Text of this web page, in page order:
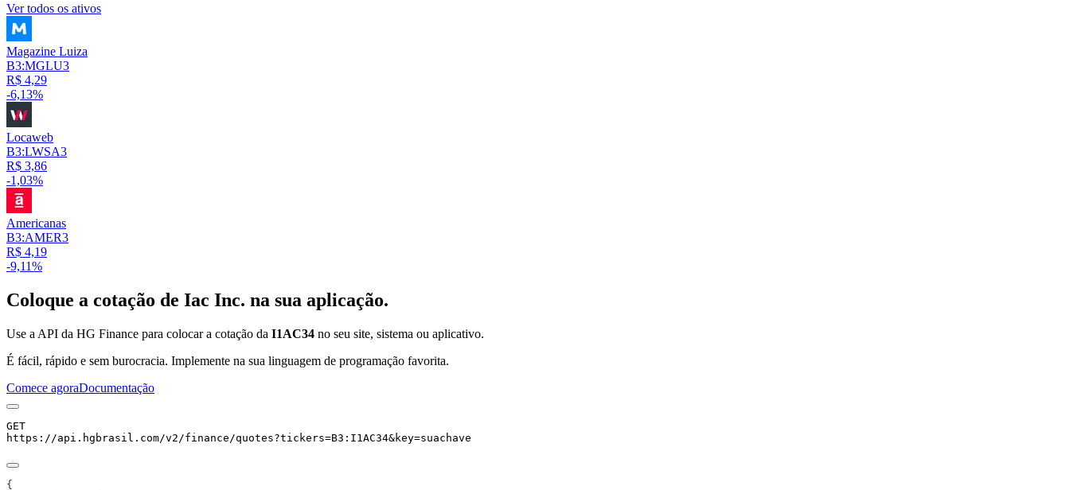
Ver todos os ativos
Magazine Luiza
B3:MGLU3
R$ 4,29
-6,13%
Locaweb
B3:LWSA3
R$ 3,86
-1,03%
Americanas
B3:AMER3
R$ 4,19
-9,11%
Coloque a cotação de Iac Inc. na sua aplicação.
Use a API da HG Finance para colocar a cotação da I1AC34 no seu site, sistema ou aplicativo.
É fácil, rápido e sem burocracia. Implemente na sua linguagem de programação favorita.
Comece agoraDocumentação
GET
https://api.hgbrasil.com/v2/finance/quotes?tickers=B3:I1AC34&key=suachave